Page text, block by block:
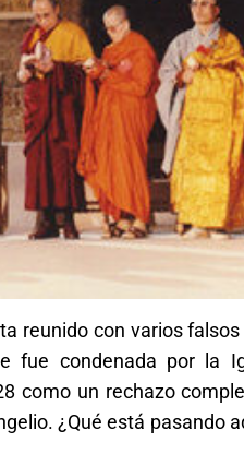
reunido con varios
fue condenada por la
como un rechazo
¿Qué está pasando